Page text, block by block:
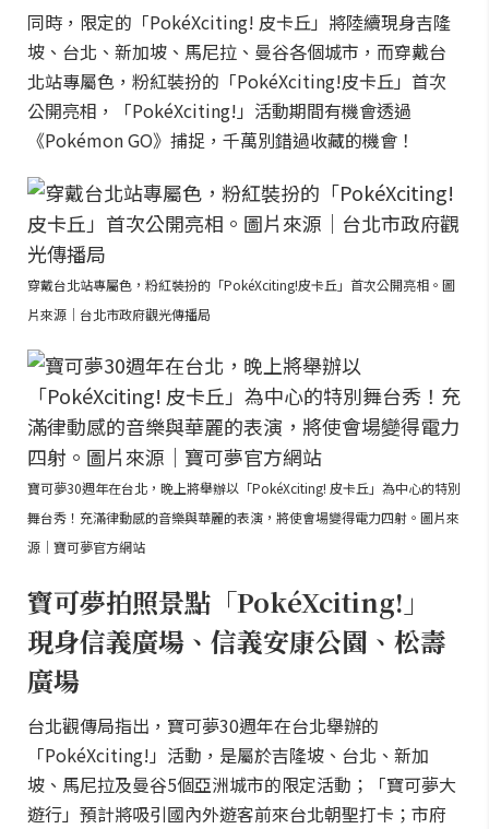
同時，限定的「PokéXciting! 皮卡丘」將陸續現身吉隆
坡、台北、新加坡、馬尼拉、曼谷各個城市，而穿戴台
北站專屬色，粉紅裝扮的「PokéXciting!皮卡丘」首次
公開亮相，「PokéXciting!」活動期間有機會透過
《Pokémon GO》捕捉，千萬別錯過收藏的機會！
穿戴台北站專屬色，粉紅裝扮的「PokéXciting!皮卡丘」首次公開亮相。圖
片來源｜台北市政府觀光傳播局
寶可夢30週年在台北，晚上將舉辦以「PokéXciting! 皮卡丘」為中心的特別
舞台秀！充滿律動感的音樂與華麗的表演，將使會場變得電力四射。圖片來
源｜寶可夢官方網站
寶可夢拍照景點「PokéXciting!」
現身信義廣場、信義安康公園、松壽
廣場
台北觀傳局指出，寶可夢30週年在台北舉辦的
「PokéXciting!」活動，是屬於吉隆坡、台北、新加
坡、馬尼拉及曼谷5個亞洲城市的限定活動；「寶可夢大
遊行」預計將吸引國內外遊客前來台北朝聖打卡；市府